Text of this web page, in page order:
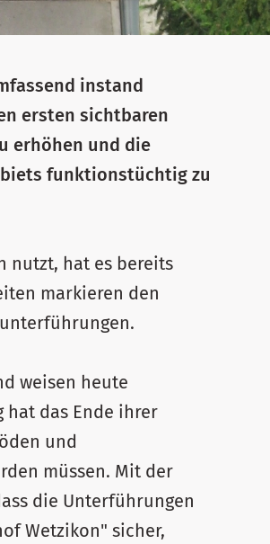
instand
ersten sichtbaren
erhöhen und die
funktionstüchtig zu
nutzt, hat es bereits
markieren den
weisen heute
das Ende ihrer
und
müssen. Mit der
die Unterführungen
Wetzikon" sicher,